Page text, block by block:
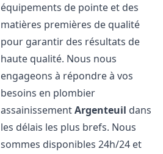
équipements de pointe et des
matières premières de qualité
pour garantir des résultats de
haute qualité. Nous nous
engageons à répondre à vos
besoins en plombier
assainissementArgenteuil dans
les délais les plus brefs. Nous
sommes disponibles 24h/24 et